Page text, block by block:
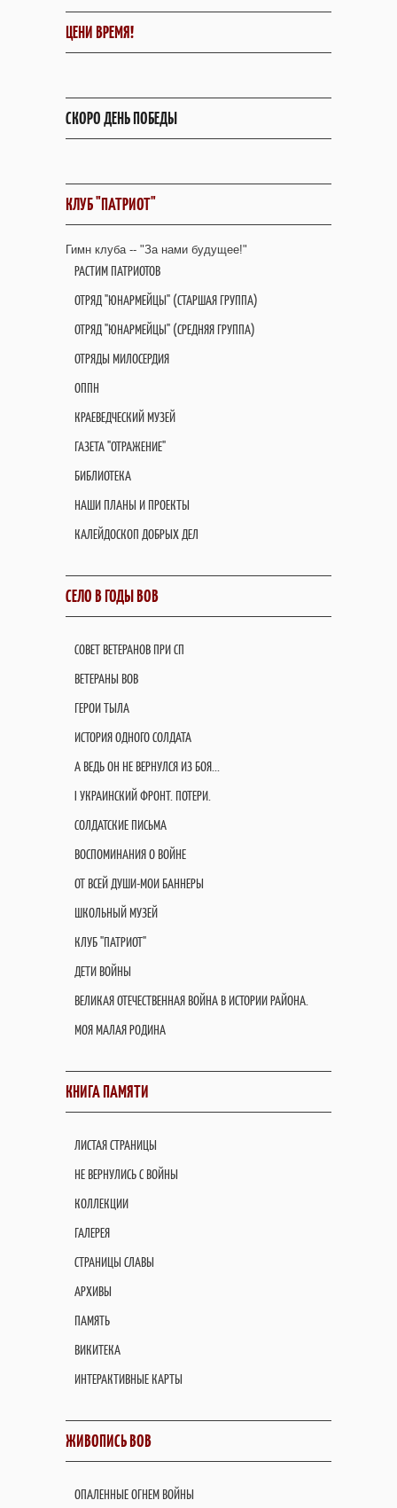
ЦЕНИ ВРЕМЯ!
СКОРО ДЕНЬ ПОБЕДЫ
КЛУБ "ПАТРИОТ"
Гимн клуба -- "За нами будущее!"
РАСТИМ ПАТРИОТОВ
ОТРЯД "ЮНАРМЕЙЦЫ" (СТАРШАЯ ГРУППА)
ОТРЯД "ЮНАРМЕЙЦЫ" (СРЕДНЯЯ ГРУППА)
ОТРЯДЫ МИЛОСЕРДИЯ
ОППН
КРАЕВЕДЧЕСКИЙ МУЗЕЙ
ГАЗЕТА "ОТРАЖЕНИЕ"
БИБЛИОТЕКА
НАШИ ПЛАНЫ И ПРОЕКТЫ
КАЛЕЙДОСКОП ДОБРЫХ ДЕЛ
СЕЛО В ГОДЫ ВОВ
СОВЕТ ВЕТЕРАНОВ ПРИ СП
ВЕТЕРАНЫ ВОВ
ГЕРОИ ТЫЛА
ИСТОРИЯ ОДНОГО СОЛДАТА
А ВЕДЬ ОН НЕ ВЕРНУЛСЯ ИЗ БОЯ...
I УКРАИНСКИЙ ФРОНТ. ПОТЕРИ.
СОЛДАТСКИЕ ПИСЬМА
ВОСПОМИНАНИЯ О ВОЙНЕ
ОТ ВСЕЙ ДУШИ-МОИ БАННЕРЫ
ШКОЛЬНЫЙ МУЗЕЙ
КЛУБ "ПАТРИОТ"
ДЕТИ ВОЙНЫ
ВЕЛИКАЯ ОТЕЧЕСТВЕННАЯ ВОЙНА В ИСТОРИИ РАЙОНА.
МОЯ МАЛАЯ РОДИНА
КНИГА ПАМЯТИ
ЛИСТАЯ СТРАНИЦЫ
НЕ ВЕРНУЛИСЬ С ВОЙНЫ
КОЛЛЕКЦИИ
ГАЛЕРЕЯ
СТРАНИЦЫ СЛАВЫ
АРХИВЫ
ПАМЯТЬ
ВИКИТЕКА
ИНТЕРАКТИВНЫЕ КАРТЫ
ЖИВОПИСЬ ВОВ
ОПАЛЕННЫЕ ОГНЕМ ВОЙНЫ